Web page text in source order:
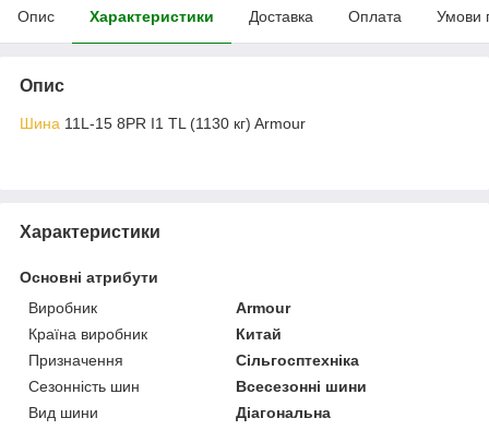
Опис Характеристики Доставка Оплата Умови
Опис
Шина 11L-15 8PR I1 TL (1130 кг) Armour
Характеристики
Основні атрибути
Виробник
Armour
Країна виробник
Китай
Призначення
Сільгосптехніка
Сезонність шин
Всесезонні шини
Вид шини
Діагональна